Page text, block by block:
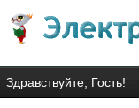
Здравствуйте, Гость!